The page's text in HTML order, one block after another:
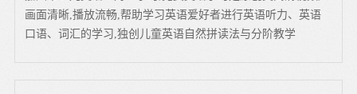
画面清晰,播放流畅,帮助学习英语爱好者进行英语听力、英语
口语、词汇的学习,独创儿童英语自然拼读法与分阶教学